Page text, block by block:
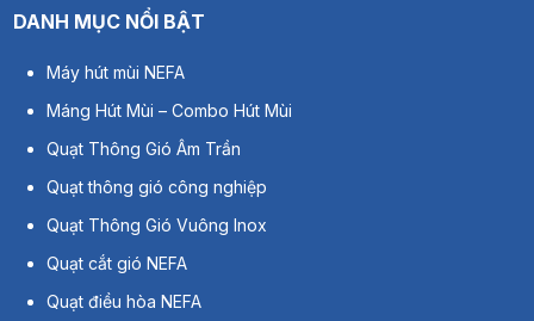
Thông số kỹ thuật van điều chỉnh lưu lượng
DANH MỤC NỔI BẬT
Máy hút mùi NEFA
Máng Hút Mùi – Combo Hút Mùi
Quạt Thông Gió Âm Trần
Quạt thông gió công nghiệp
Quạt Thông Gió Vuông Inox
Quạt cắt gió NEFA
Quạt điều hòa NEFA